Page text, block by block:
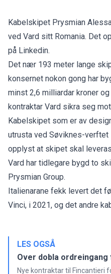
Kabelskipet Prysmian
ved Vard sitt Romania. Det
på Linkedin.
Det nær 193 meter lange
konsernet nokon gong har
minst 2,6 milliardar kroner og
kontraktar Vard sikra seg
Kabelskipet som er av
utrusta ved Søviknes-verftet
opplyst at skipet skal
Vard har tidlegare bygd to
Prysmian Group.
Italienarane fekk levert det
Vinci, i 2021, og det andre
LES OGSÅ
Over dobla
Nye kontraktar til Fincantieri